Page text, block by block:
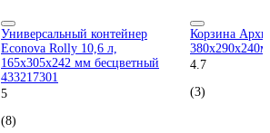
Универсальный контейнер
Econova Rolly 10,6 л,
165x305x242 мм бесцветный
433217301
5
(8)
Корзина
4.7
(3)